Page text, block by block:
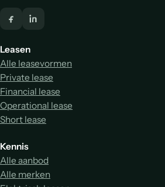
Leasen
Alle leasevormen
Private lease
Financial lease
Operational lease
Short lease
Kennis
Alle aanbod
Alle merken